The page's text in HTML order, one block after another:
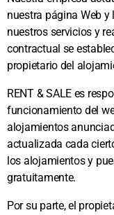
nuestra página Web
nuestros servicios y
contractual se
propietario del
RENT & SALE es
funcionamiento del
alojamientos
actualizada cada
los alojamientos y
gratuitamente.
Por su parte, el